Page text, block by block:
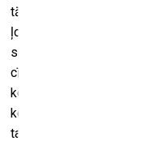
tāpēc, ka spējām
ļoti priecīgs, ka
saredzēja pozitīvo un ka
cīnīties. Tev var būt
ko izstādīt izstādē, taču
kopīgo pūļu rezultāts –
tagad, pēc atklāšanas,